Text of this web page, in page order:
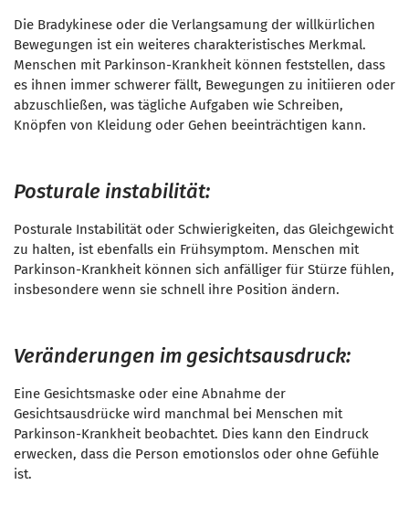
Die Bradykinese oder die Verlangsamung der willkürlichen
Bewegungen ist ein weiteres charakteristisches Merkmal.
Menschen mit Parkinson-Krankheit können feststellen, dass
es ihnen immer schwerer fällt, Bewegungen zu initiieren oder
abzuschließen, was tägliche Aufgaben wie Schreiben,
Knöpfen von Kleidung oder Gehen beeinträchtigen kann.
Posturale instabilität:
Posturale Instabilität oder Schwierigkeiten, das Gleichgewicht
zu halten, ist ebenfalls ein Frühsymptom. Menschen mit
Parkinson-Krankheit können sich anfälliger für Stürze fühlen,
insbesondere wenn sie schnell ihre Position ändern.
Veränderungen im gesichtsausdruck:
Eine Gesichtsmaske oder eine Abnahme der
Gesichtsausdrücke wird manchmal bei Menschen mit
Parkinson-Krankheit beobachtet. Dies kann den Eindruck
erwecken, dass die Person emotionslos oder ohne Gefühle
ist.